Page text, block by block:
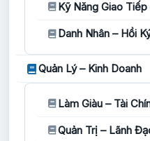
Kỹ Năng Giao Tiếp
Danh Nhân – Hồi
Quản Lý – Kinh Doanh
Làm Giàu – Tài
Quản Trị – Lãnh